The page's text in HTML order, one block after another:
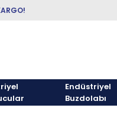
Endüstriyel
Buzdolabı